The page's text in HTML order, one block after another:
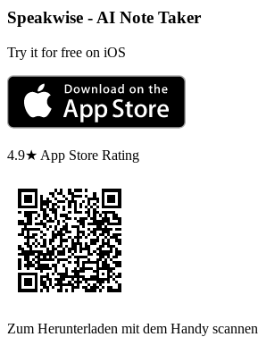
Speakwise - AI Note Taker
Try it for free on iOS
4.9★ App Store Rating
Zum Herunterladen mit dem Handy scannen